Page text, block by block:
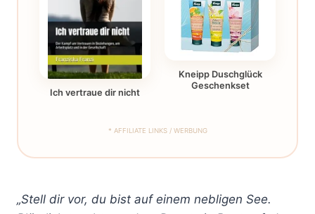
Ich vertraue dir nicht
Kneipp Duschglück
Geschenkset
* AFFILIATE LINKS / WERBUNG
„Stell dir vor, du bist auf einem nebligen See.